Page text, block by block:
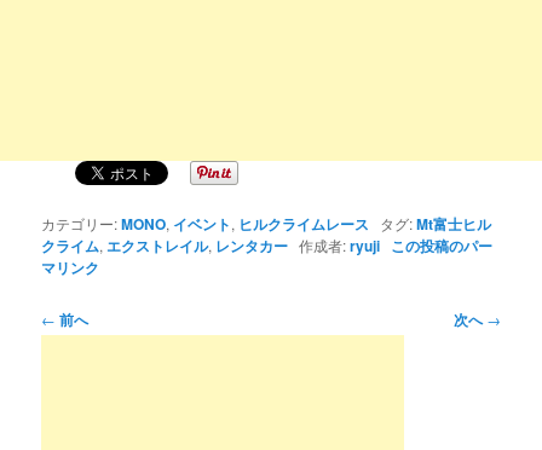
カテゴリー:MONO, イベント, ヒルクライムレース タグ:Mt富士ヒル
クライム, エクストレイル, レンタカー 作成者:ryuji この投稿のパー
マリンク
投
← 前へ 次へ→